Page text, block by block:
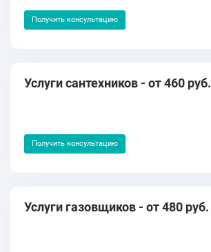
Получить консультацию
Услуги сантехников - от 460 руб.
Получить консультацию
Услуги газовщиков - от 480 руб.